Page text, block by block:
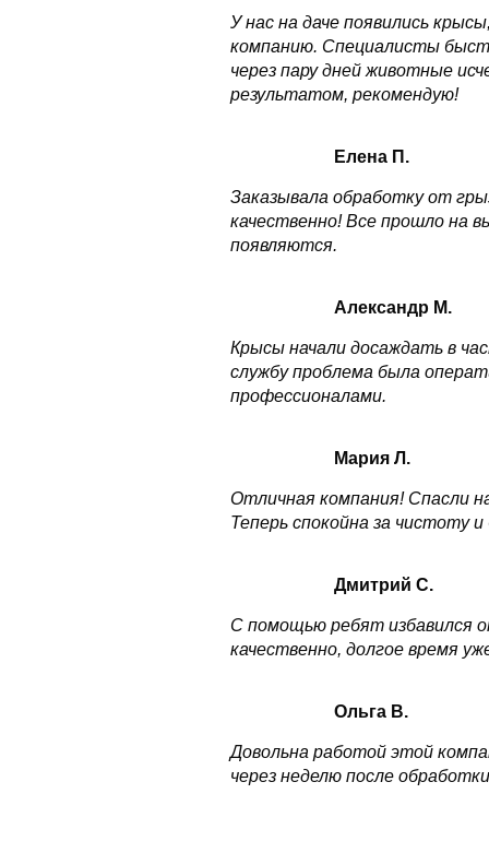
У нас на даче появились
компанию. Специалисты
через пару дней животные
результатом, рекомендую!
Елена П.
Заказывала обработку от
качественно! Все прошло на
появляются.
Александр М.
Крысы начали досаждать в
службу проблема была
профессионалами.
Мария Л.
Отличная компания! Спасли
Теперь спокойна за чистоту и
Дмитрий С.
С помощью ребят избавился
качественно, долгое время
Ольга В.
Довольна работой этой
через неделю после